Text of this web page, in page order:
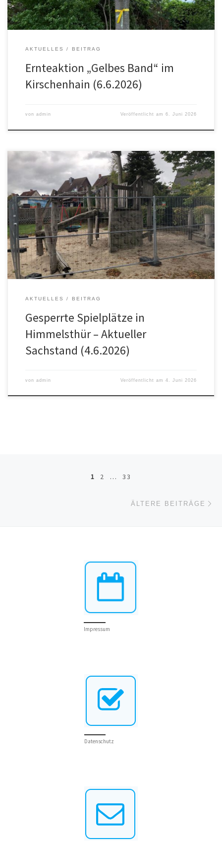
AKTUELLES BEITRAG
Ernteaktion „Gelbes Band“ im
Kirschenhain (6.6.2026)
von admin Veröffentlicht am6. Juni 2026
In den vergangenen Monaten haben viele Bürgerinnen und Bürger
den Ortsrat auf die Situation rund um mehrere gesperrte
Spielplätze in Himmelsthür angesprochen. Betroffen sind
insbesondere die Anlagen in der Salzwiese, am Ahnekamp sowie
in der Südstraße. Der Ortsrat hat das Thema bereits frühzeitig
aufgegriffen und steht seitdem in engem Austausch […]
AKTUELLES BEITRAG
Gesperrte Spielplätze in
Himmelsthür – Aktueller
Sachstand (4.6.2026)
von admin Veröffentlicht am4. Juni 2026
Beitragsnavigation
1 2 … 33
ÄLTERE BEITRÄGE
Impressum
Datenschutz